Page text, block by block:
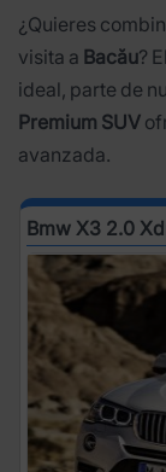
¿Quieres
visita a Bacău? El
ideal, parte de
Premium SUV
avanzada.
Bmw X3 2.0